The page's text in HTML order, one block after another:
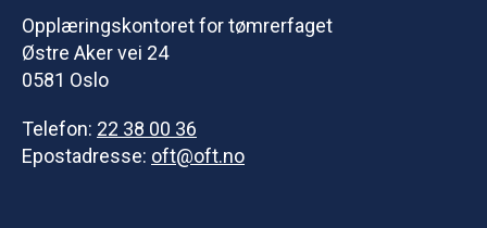
Opplæringskontoret for tømrerfaget
Østre Aker vei 24
0581 Oslo
Telefon: 22 38 00 36
Epostadresse: oft@oft.no